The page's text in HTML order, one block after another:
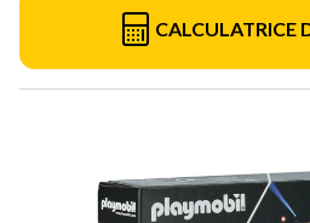
CALCULATRICE